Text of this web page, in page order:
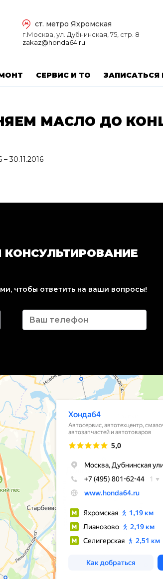
ст. метро Яхромская
г.Москва, ул. Дубнинская, 75, стр. 8
zakaz@honda64.ru
СЕРВИС И ТО ЗАПИСАТЬСЯ
МАСЛО ДО
30.11.2016
КОНСУЛЬТИРОВАНИЕ
чтобы ответить на ваши вопросы!